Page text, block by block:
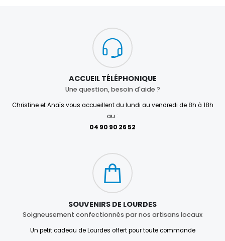
ACCUEIL TÉLÉPHONIQUE
Une question, besoin d'aide ?
Christine et Anaïs vous accueillent du lundi au vendredi de 8h à 18h
au :
04 90 90 26 52
SOUVENIRS DE LOURDES
Soigneusement confectionnés par nos artisans locaux
Un petit cadeau de Lourdes offert pour toute commande